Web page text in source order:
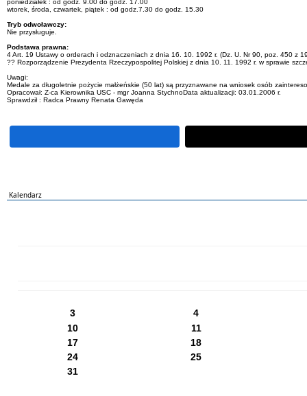
poniedziałek : od godz. 9.00 do godz. 17.00
wtorek, środa, czwartek, piątek : od godz.7.30 do godz. 15.30
Tryb odwoławczy:
Nie przysługuje.
Podstawa prawna:
4 Art. 19 Ustawy o orderach i odznaczeniach z dnia 16. 10. 1992 r. (Dz. U. Nr 90, poz. 450 z
?? Rozporządzenie Prezydenta Rzeczypospolitej Polskiej z dnia 10. 11. 1992 r. w sprawie
Uwagi:
Medale za długoletnie pożycie małżeńskie (50 lat) są przyznawane na wniosek osób
Opracował: Z-ca Kierownika USC - mgr Joanna StychnoData aktualizacji: 03.01.2006 r.
Sprawdził : Radca Prawny Renata Gawęda
Kalendarz
3
4
10
11
17
18
24
25
31